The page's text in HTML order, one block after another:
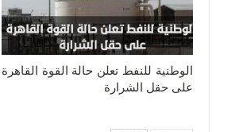
الوطنية للنفط تعلن حالة القوة القاهرة
على حقل الشرارة